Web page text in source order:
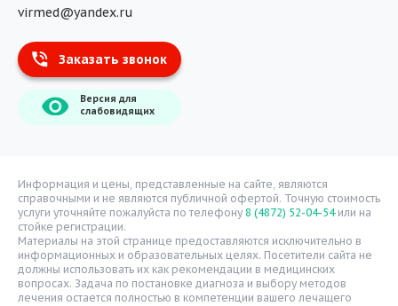
Тест на хеликобактер
Информация
О компании
Расписание врачей
Надзорные органы
Статьи
Вопрос-ответ
Видео
virmed@yandex.ru
Заказать звонок
Версия для
слабовидящих
Информация и цены, представленные на сайте, являются
справочными и не являются публичной офертой. Точную стоимость
услуги уточняйте пожалуйста по телефону 8 (4872) 52-04-54или на
стойке регистрации.
Материалы на этой странице предоставляются исключительно в
информационных и образовательных целях. Посетители сайта не
должны использовать их как рекомендации в медицинских
вопросах. Задача по постановке диагноза и выбору методов
лечения остается полностью в компетенции вашего лечащего